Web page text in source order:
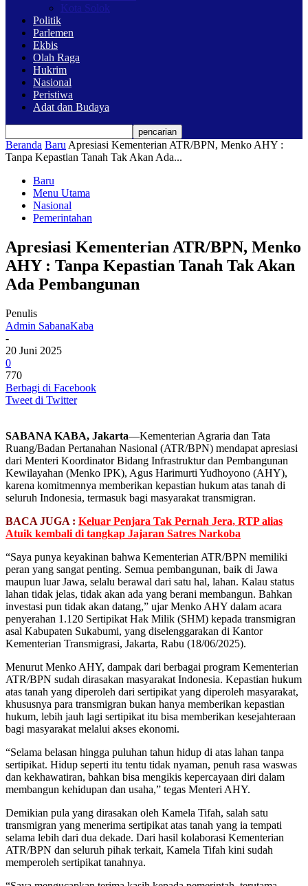
Kota Solok
Politik
Parlemen
Ekbis
Olah Raga
Hukrim
Nasional
Peristiwa
Adat dan Budaya
Beranda Baru Apresiasi Kementerian ATR/BPN, Menko AHY :
Tanpa Kepastian Tanah Tak Akan Ada...
Baru
Menu Utama
Nasional
Pemerintahan
Apresiasi Kementerian ATR/BPN, Menko
AHY : Tanpa Kepastian Tanah Tak Akan
Ada Pembangunan
Penulis
Admin SabanaKaba
-
20 Juni 2025
0
770
Berbagi di Facebook
Tweet di Twitter
SABANA KABA, Jakarta—Kementerian Agraria dan Tata
Ruang/Badan Pertanahan Nasional (ATR/BPN) mendapat apresiasi
dari Menteri Koordinator Bidang Infrastruktur dan Pembangunan
Kewilayahan (Menko IPK), Agus Harimurti Yudhoyono (AHY),
karena komitmennya memberikan kepastian hukum atas tanah di
seluruh Indonesia, termasuk bagi masyarakat transmigran.
BACA JUGA : Keluar Penjara Tak Pernah Jera, RTP alias
Atuik kembali di tangkap Jajaran Satres Narkoba
“Saya punya keyakinan bahwa Kementerian ATR/BPN memiliki
peran yang sangat penting. Semua pembangunan, baik di Jawa
maupun luar Jawa, selalu berawal dari satu hal, lahan. Kalau status
lahan tidak jelas, tidak akan ada yang berani membangun. Bahkan
investasi pun tidak akan datang,” ujar Menko AHY dalam acara
penyerahan 1.120 Sertipikat Hak Milik (SHM) kepada transmigran
asal Kabupaten Sukabumi, yang diselenggarakan di Kantor
Kementerian Transmigrasi, Jakarta, Rabu (18/06/2025).
Menurut Menko AHY, dampak dari berbagai program Kementerian
ATR/BPN sudah dirasakan masyarakat Indonesia. Kepastian hukum
atas tanah yang diperoleh dari sertipikat yang diperoleh masyarakat,
khususnya para transmigran bukan hanya memberikan kepastian
hukum, lebih jauh lagi sertipikat itu bisa memberikan kesejahteraan
bagi masyarakat melalui akses ekonomi.
“Selama belasan hingga puluhan tahun hidup di atas lahan tanpa
sertipikat. Hidup seperti itu tentu tidak nyaman, penuh rasa waswas
dan kekhawatiran, bahkan bisa mengikis kepercayaan diri dalam
membangun kehidupan dan usaha,” tegas Menteri AHY.
Demikian pula yang dirasakan oleh Kamela Tifah, salah satu
transmigran yang menerima sertipikat atas tanah yang ia tempati
selama lebih dari dua dekade. Dari hasil kolaborasi Kementerian
ATR/BPN dan seluruh pihak terkait, Kamela Tifah kini sudah
memperoleh sertipikat tanahnya.